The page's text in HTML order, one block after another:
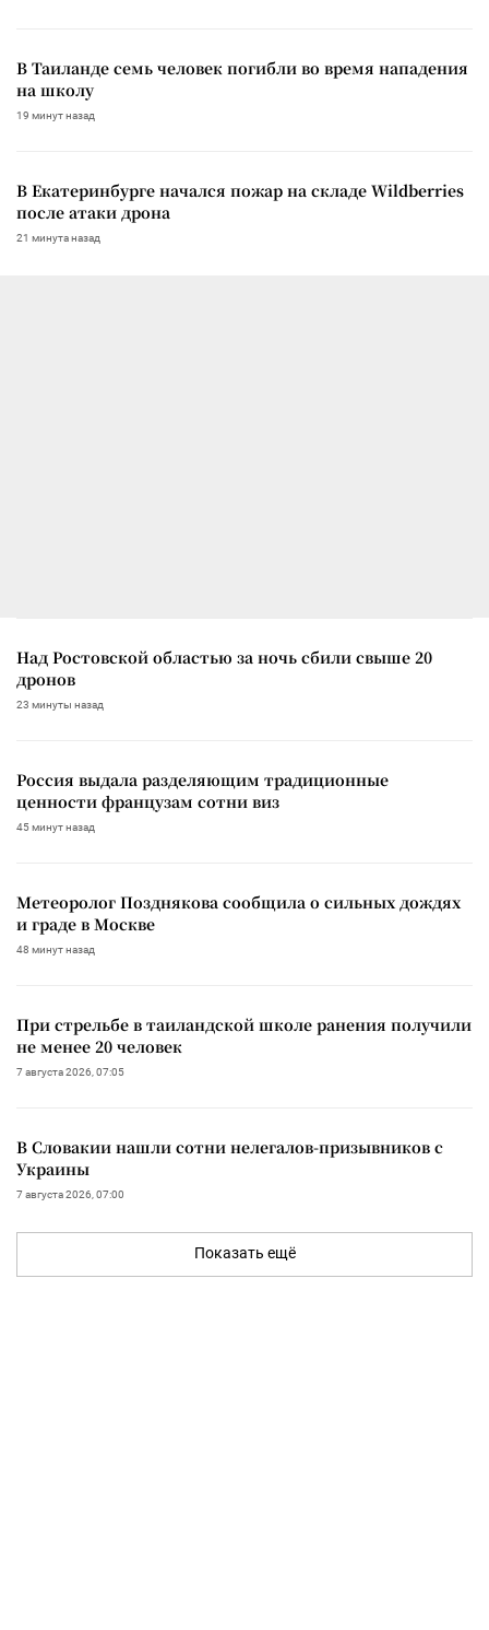
В Таиланде семь человек погибли во время нападения
на школу
19 минут назад
В Екатеринбурге начался пожар на складе Wildberries
после атаки дрона
21 минута назад
Над Ростовской областью за ночь сбили свыше 20
дронов
23 минуты назад
Россия выдала разделяющим традиционные
ценности французам сотни виз
45 минут назад
Метеоролог Позднякова сообщила о сильных дождях
и граде в Москве
48 минут назад
При стрельбе в таиландской школе ранения получили
не менее 20 человек
7 августа 2026, 07:05
В Словакии нашли сотни нелегалов-призывников с
Украины
7 августа 2026, 07:00
Показать ещё